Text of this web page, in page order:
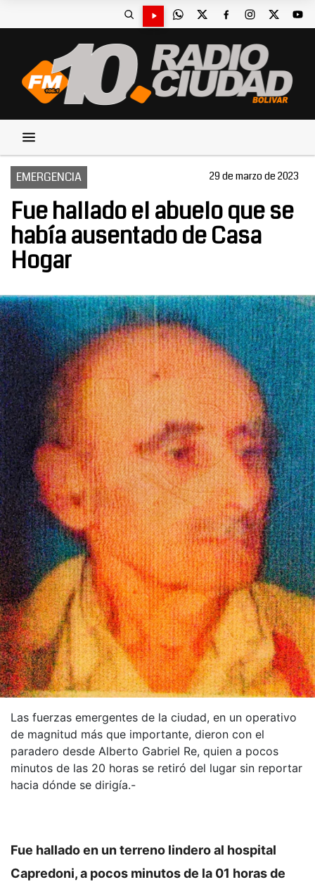
EMERGENCIA 29 de marzo de 2023
Fue hallado el abuelo que se
había ausentado de Casa
Hogar
Las fuerzas emergentes de la ciudad, en un operativo
de magnitud más que importante, dieron con el
paradero desde Alberto Gabriel Re, quien a pocos
minutos de las 20 horas se retiró del lugar sin reportar
hacia dónde se dirigía.-
Fue hallado en un terreno lindero al hospital
Capredoni, a pocos minutos de la 01 horas de